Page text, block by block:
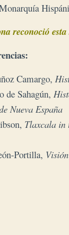
reconoció
Camargo,
de Sahagún,
Nueva España
, Tlaxcala in
Portilla,